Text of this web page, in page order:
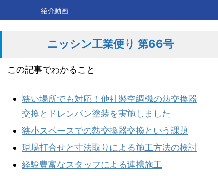
紹介動画
ニッシン工業便り 第66号
この記事でわかること
狭い場所でも対応！他社製空調機の熱交換器
交換とドレンパン塗装を実施しました
狭小スペースでの熱交換器交換という課題
現場打合せと寸法取りによる施工方法の検討
経験豊富なスタッフによる連携施工